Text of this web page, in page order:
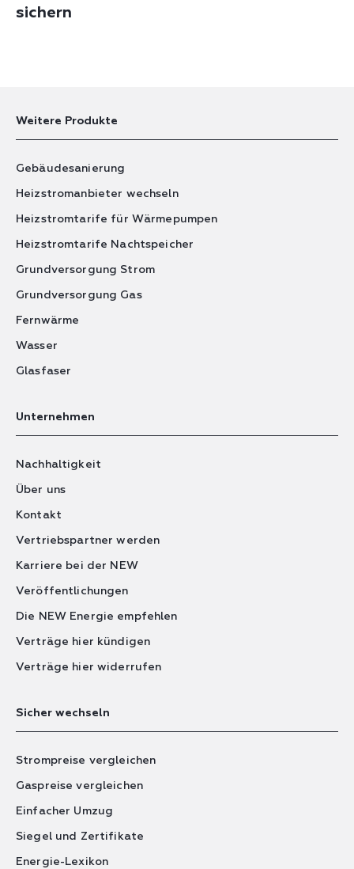
sichern
Weitere Produkte
Gebäudesanierung
Heizstromanbieter wechseln
Heizstromtarife für Wärmepumpen
Heizstromtarife Nachtspeicher
Grundversorgung Strom
Grundversorgung Gas
Fernwärme
Wasser
Glasfaser
Unternehmen
Nachhaltigkeit
Über uns
Kontakt
Vertriebspartner werden
Karriere bei der NEW
Veröffentlichungen
Die NEW Energie empfehlen
Verträge hier kündigen
Verträge hier widerrufen
Sicher wechseln
Strompreise vergleichen
Gaspreise vergleichen
Einfacher Umzug
Siegel und Zertifikate
Energie-Lexikon